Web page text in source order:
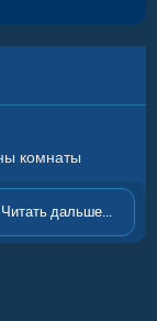
комнаты
Читать дальше...